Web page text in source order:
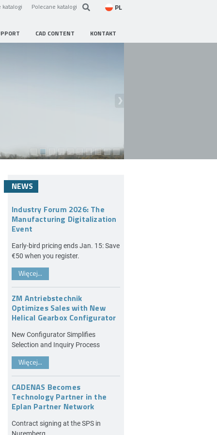
katalogi Polecane katalogi PL
CAD CONTENT KONTAKT
NEWS
Industry Forum 2026: The
Manufacturing Digitalization
Event
Early-bird pricing ends Jan. 15: Save
€50 when you register.
Więcej...
ZM Antriebstechnik
Optimizes Sales with New
Helical Gearbox Configurator
New Configurator Simplifies
Selection and Inquiry Process
Więcej...
CADENAS Becomes
Technology Partner in the
Eplan Partner Network
Contract signing at the SPS in